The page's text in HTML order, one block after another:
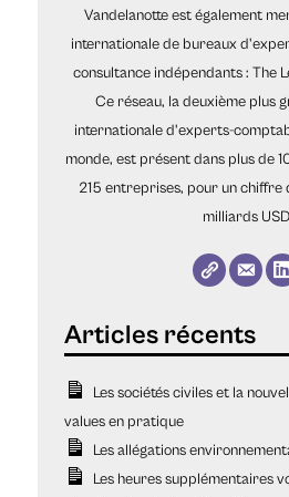
Vandelanotte est également
internationale de bureaux
consultance indépendants : The
Ce réseau, la deuxième plus
internationale d'experts-
monde, est présent dans plus de
215 entreprises, pour un
milliards
Les sociétés civiles et la
values en pratique
Les allégations
Les heures supplémentaires